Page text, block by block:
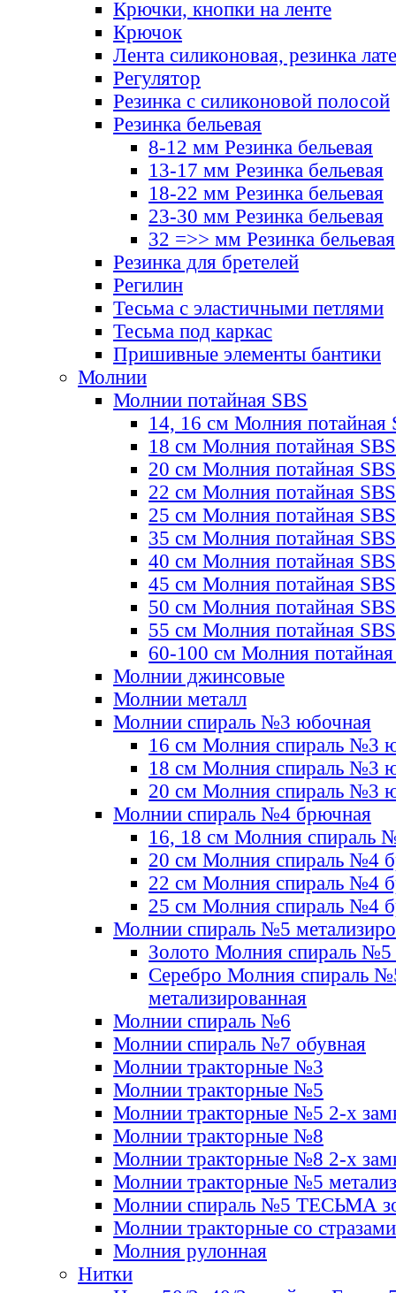
Крючки, кнопки на ленте
Крючок
Лента силиконовая, резинка
Регулятор
Резинка с силиконовой полосой
Резинка бельевая
8-12 мм Резинка бельевая
13-17 мм Резинка бельевая
18-22 мм Резинка бельевая
23-30 мм Резинка бельевая
32 =>> мм Резинка бельевая
Резинка для бретелей
Регилин
Тесьма с эластичными петлями
Тесьма под каркас
Пришивные элементы бантики
Молнии
Молнии потайная SBS
14, 16 см Молния потайная
18 см Молния потайная SBS
20 см Молния потайная SBS
22 см Молния потайная SBS
25 см Молния потайная SBS
35 см Молния потайная SBS
40 см Молния потайная SBS
45 см Молния потайная SBS
50 см Молния потайная SBS
55 см Молния потайная SBS
60-100 см Молния
Молнии джинсовые
Молнии металл
Молнии спираль №3 юбочная
16 см Молния спираль №3
18 см Молния спираль №3
20 см Молния спираль №3
Молнии спираль №4 брючная
16, 18 см Молния спираль
20 см Молния спираль №4
22 см Молния спираль №4
25 см Молния спираль №4
Молнии спираль №5
Золото Молния спираль №5
Серебро Молния спираль
метализированная
Молнии спираль №6
Молнии спираль №7 обувная
Молнии тракторные №3
Молнии тракторные №5
Молнии тракторные №5 2-х
Молнии тракторные №8
Молнии тракторные №8 2-х
Молнии тракторные №5
Молнии спираль №5 ТЕСЬМА
Молнии тракторные со стразами
Молния рулонная
Нитки